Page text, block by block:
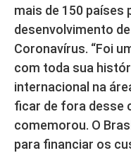
mais de 150 países
desenvolvimento
Coronavírus. “Foi
com toda sua
internacional na
ficar de fora desse
comemorou. O
para financiar os